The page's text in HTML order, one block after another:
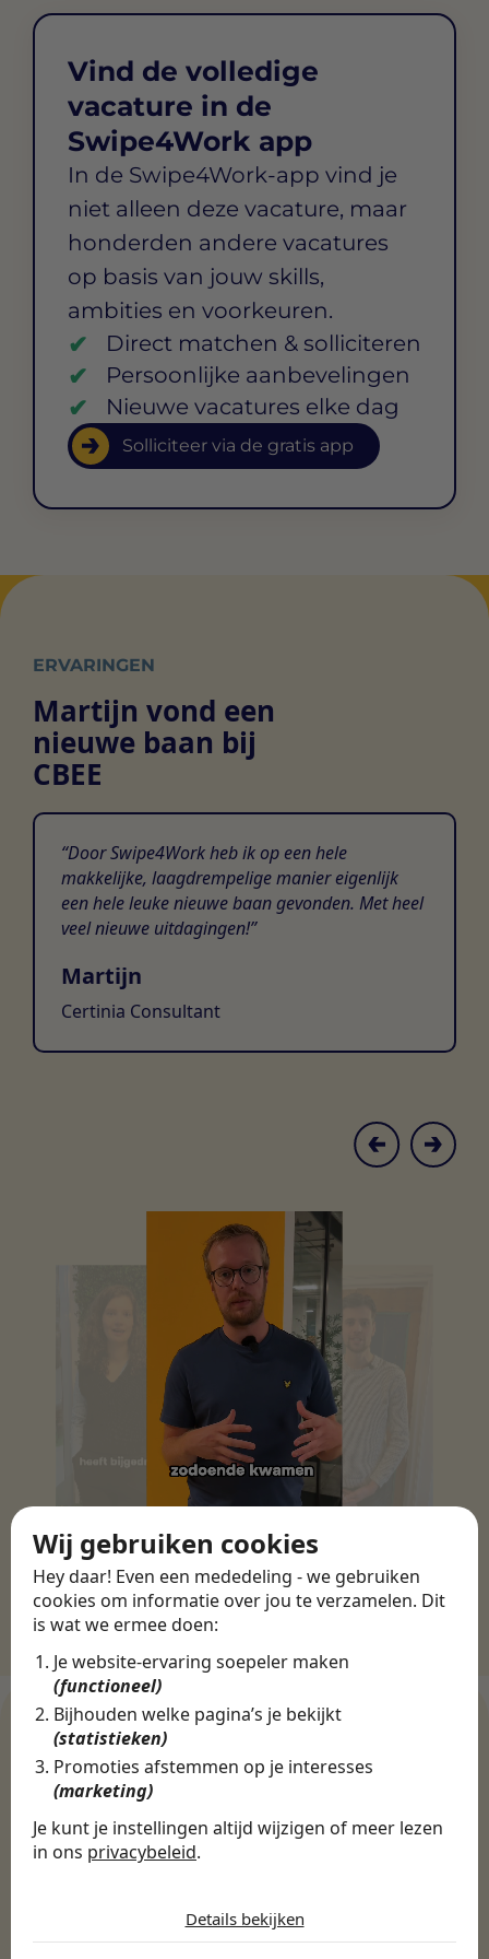
Wij gebruiken cookies
Hey daar! Even een mededeling - we gebruiken
cookies om informatie over jou te verzamelen. Dit
is wat we ermee doen:
Je website-ervaring soepeler maken
(functioneel)
Bijhouden welke pagina’s je bekijkt
(statistieken)
Promoties afstemmen op je interesses
(marketing)
Je kunt je instellingen altijd wijzigen of meer lezen
in ons privacybeleid.
Noodzakelijk
Details bekijken
Vind de volledige
vacature in de
Swipe4Work app
In de Swipe4Work-app vind je
niet alleen deze vacature, maar
honderden andere vacatures
op basis van jouw skills,
ambities en voorkeuren.
Direct matchen & solliciteren
Persoonlijke aanbevelingen
Nieuwe vacatures elke dag
Solliciteer via de gratis app
ERVARINGEN
Martijn vond een
nieuwe baan bij
CBEE
Door Swipe4Work heb ik op een hele
makkelijke, laagdrempelige manier eigenlijk
een hele leuke nieuwe baan gevonden. Met heel
veel nieuwe uitdagingen!
Martijn
Certinia Consultant
WERKGEVERS
Ontdek meer dan 500+
werkgevers
Finance, HR & administratie ICT
Marketing & Communicatie
Sales & Inkoop
Beleid & Organisatie